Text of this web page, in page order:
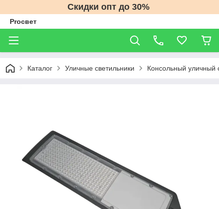
Скидки опт до 30%
Proсвет
Каталог Уличные светильники Консольный уличный